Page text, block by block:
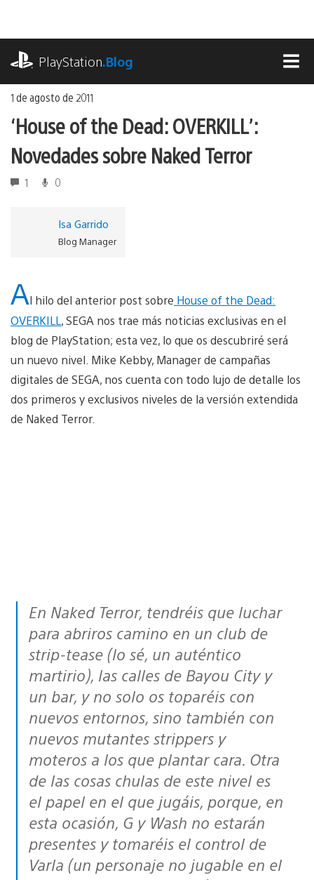
contenido
PlayStation.Blog
1 de agosto de 2011
‘House of the Dead: OVERKILL’:
Novedades sobre Naked Terror
1 0
Isa Garrido
Blog Manager
Al hilo del anterior post sobre House of the Dead:
OVERKILL, SEGA nos trae más noticias exclusivas en el
blog de PlayStation; esta vez, lo que os descubriré será
un nuevo nivel. Mike Kebby, Manager de campañas
digitales de SEGA, nos cuenta con todo lujo de detalle los
dos primeros y exclusivos niveles de la versión extendida
de Naked Terror.
En Naked Terror, tendréis que luchar
para abriros camino en un club de
strip-tease (lo sé, un auténtico
martirio), las calles de Bayou City y
un bar, y no solo os toparéis con
nuevos entornos, sino también con
nuevos mutantes strippers y
moteros a los que plantar cara. Otra
de las cosas chulas de este nivel es
el papel en el que jugáis, porque, en
esta ocasión, G y Wash no estarán
presentes y tomaréis el control de
Varla (un personaje no jugable en el